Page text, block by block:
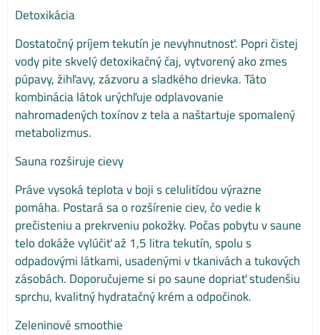
Detoxikácia
Dostatočný príjem tekutín je nevyhnutnosť. Popri čistej
vody pite skvelý detoxikačný čaj, vytvorený ako zmes
púpavy, žihľavy, zázvoru a sladkého drievka. Táto
kombinácia látok urýchľuje odplavovanie
nahromadených toxínov z tela a naštartuje spomalený
metabolizmus.
Sauna rozširuje cievy
Práve vysoká teplota v boji s celulitídou výrazne
pomáha. Postará sa o rozšírenie ciev, čo vedie k
prečisteniu a prekrveniu pokožky. Počas pobytu v saune
telo dokáže vylúčiť až 1,5 litra tekutín, spolu s
odpadovými látkami, usadenými v tkanivách a tukových
zásobách. Doporučujeme si po saune dopriať studenšiu
sprchu, kvalitný hydratačný krém a odpočinok.
Zeleninové smoothie